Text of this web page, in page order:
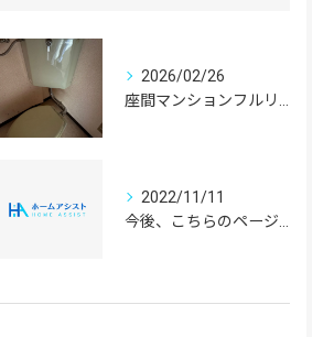
2026/02/26
2022/11/11